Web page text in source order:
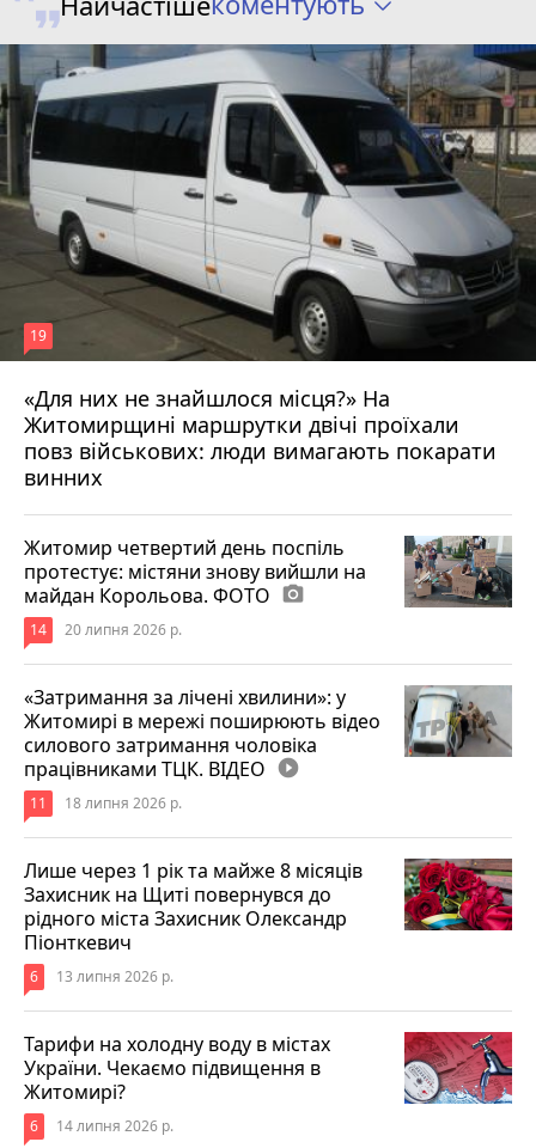
«Для них не знайшлося місця?» На
Житомирщині маршрутки двічі проїхали
повз військових: люди вимагають покарати
винних
19
17 липня 2026 р.
Житомир четвертий день поспіль
протестує: містяни знову вийшли на
майдан Корольова. ФОТО photo_camera
14 20 липня 2026 р.
«Затримання за лічені хвилини»: у
Житомирі в мережі поширюють відео
силового затримання чоловіка
працівниками ТЦК. ВІДЕО play_circle_filled
11 18 липня 2026 р.
Лише через 1 рік та майже 8 місяців
Захисник на Щиті повернувся до
рідного міста Захисник Олександр
Піонткевич
6 13 липня 2026 р.
Тарифи на холодну воду в містах
України. Чекаємо підвищення в
Житомирі?
6 14 липня 2026 р.